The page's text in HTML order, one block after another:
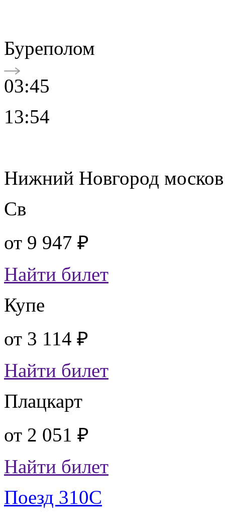
Буреполом
03:45
13:54
Нижний Новгород москов
Св
от 9 947 ₽
Найти билет
Купе
от 3 114 ₽
Найти билет
Плацкарт
от 2 051 ₽
Найти билет
Поезд 310С